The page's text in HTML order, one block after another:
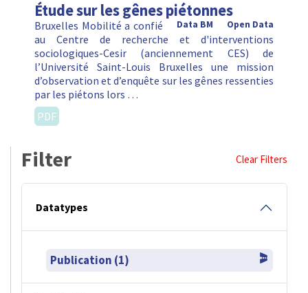
Étude sur les gênes piétonnes
Open Data
Data BM
Bruxelles Mobilité a confié
au Centre de recherche et d'interventions
sociologiques-Cesir (anciennement CES) de
l’Université Saint-Louis Bruxelles une mission
d’observation et d’enquête sur les gênes ressenties
par les piétons lors …
PDF
Filter Clear Filters
Datatypes
Publication (1)